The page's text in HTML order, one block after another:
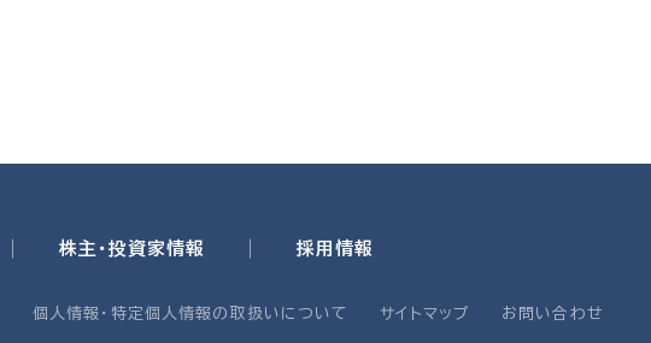
株主・投資家情報 採用情報
個人情報・特定個人情報の取扱いについて サイトマップ お問い合わせ